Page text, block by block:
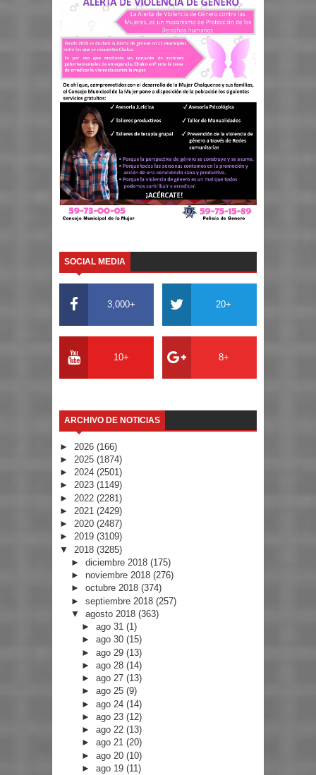
SOCIAL MEDIA
3,000+ 20+
10+ 8+
ARCHIVO DE NOTICIAS
► 2026 (166)
► 2025 (1874)
► 2024 (2501)
► 2023 (1149)
► 2022 (2281)
► 2021 (2429)
► 2020 (2487)
► 2019 (3109)
▼ 2018 (3285)
► diciembre 2018 (175)
► noviembre 2018 (276)
► octubre 2018 (374)
► septiembre 2018 (257)
▼ agosto 2018 (363)
►ago 31(1)
►ago 30(15)
►ago 29(13)
►ago 28(14)
►ago 27(13)
►ago 25(9)
►ago 24(14)
►ago 23(12)
►ago 22(13)
►ago 21(20)
►ago 20(10)
►ago 19(11)